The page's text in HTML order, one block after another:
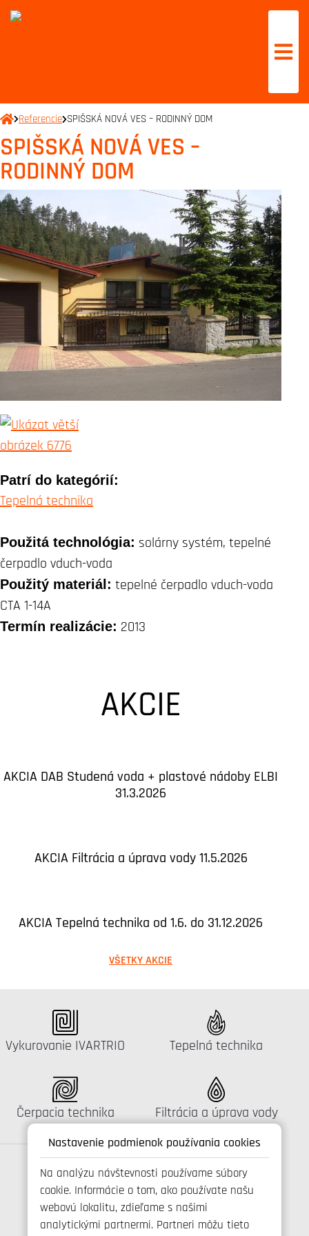
Nastavenie podmienok používania cookies
Na analýzu návštevnosti používame súbory
cookie. Informácie o tom, ako používate našu
webovú lokalitu, zdieľame s našimi
analytickými partnermi. Partneri môžu tieto
Referencie SPIŠSKÁ NOVÁ VES – RODINNÝ DOM
SPIŠSKÁ NOVÁ VES –
RODINNÝ DOM
Patrí do kategórií:
Tepelná technika
Použitá technológia: solárny systém, tepelné
čerpadlo vduch-voda
Použitý materiál: tepelné čerpadlo vduch-voda
CTA 1-14A
Termín realizácie: 2013
AKCIE
AKCIA DAB Studená voda + plastové nádoby ELBI
31.3.2026
AKCIA Filtrácia a úprava vody 11.5.2026
AKCIA Tepelná technika od 1.6. do 31.12.2026
VŠETKY AKCIE
Katalógus:
Vykurovanie IVARTRIO Katalógus:
Tepelná technika
Katalógus:
Čerpacia technika Katalógus:
Filtrácia a úprava vody
Spojte se s námi